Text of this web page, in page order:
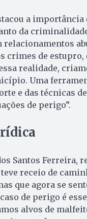
a importância
da
relacionamentos
crimes de estupro,
realidade,
Uma
e das técnicas
de perigo”.
Santos Ferreira,
receio de
que agora se
de perigo é
alvos de